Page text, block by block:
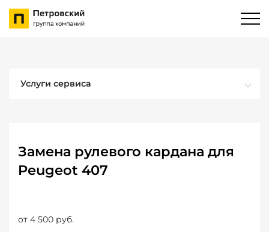
Услуги сервиса
Замена рулевого кардана для
Peugeot 407
от 4 500 руб.